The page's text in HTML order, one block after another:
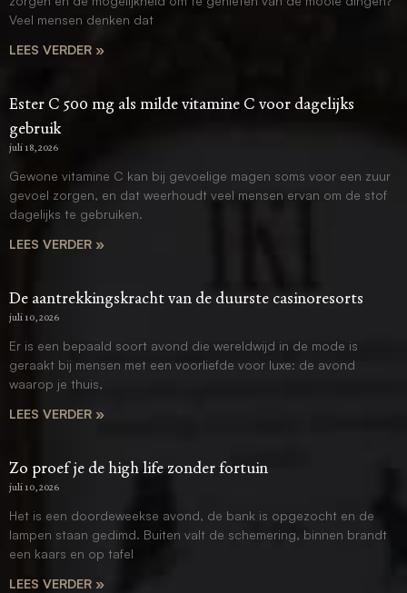
Veel mensen denken dat
LEES VERDER »
Ester C 500 mg als milde vitamine C voor dagelijks
gebruik
juli 18, 2026
Gewone vitamine C kan bij gevoelige magen soms voor een zuur
gevoel zorgen, en dat weerhoudt veel mensen ervan om de stof
dagelijks te gebruiken.
LEES VERDER »
De aantrekkingskracht van de duurste casinoresorts
juli 10, 2026
Er is een bepaald soort avond die wereldwijd in de mode is
geraakt bij mensen met een voorliefde voor luxe: de avond
waarop je thuis,
LEES VERDER »
Zo proef je de high life zonder fortuin
juli 10, 2026
Het is een doordeweekse avond, de bank is opgezocht en de
lampen staan gedimd. Buiten valt de schemering, binnen brandt
een kaars en op tafel
LEES VERDER »